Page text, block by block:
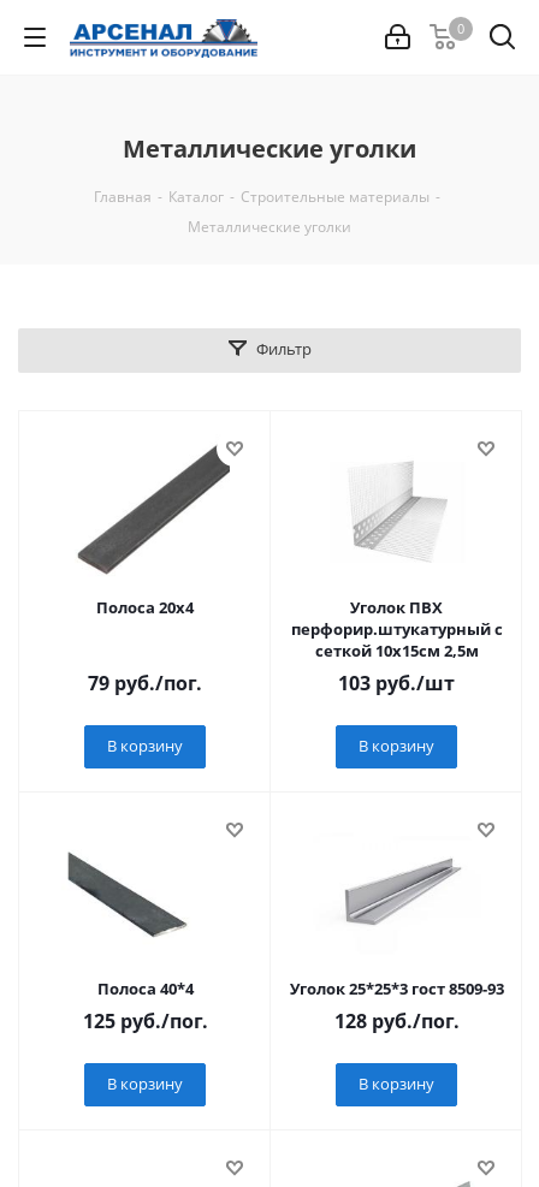
0
Металлические уголки
Главная - Каталог - Строительные материалы -
Металлические уголки
Фильтр
Полоса 20х4
79 руб./пог.
В корзину
Уголок ПВХ
перфорир.штукатурный с
сеткой 10х15см 2,5м
103 руб./шт
В корзину
Полоса 40*4
125руб./пог.
В корзину
Уголок 25*25*3 гост 8509-93
128руб./пог.
В корзину